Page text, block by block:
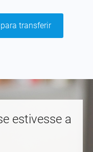
transferir
estivesse a